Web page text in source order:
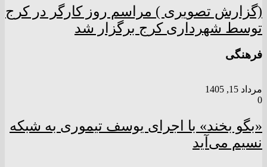
(گزارش تصویری ) مراسم روز کارگر در کرج
توسط شهرداری کرج برگزار شد
فرهنگی
مرداد 15, 1405
0
«بگو بخند» با اجرای یوسف تیموری به شبکه
نسیم می‌آید